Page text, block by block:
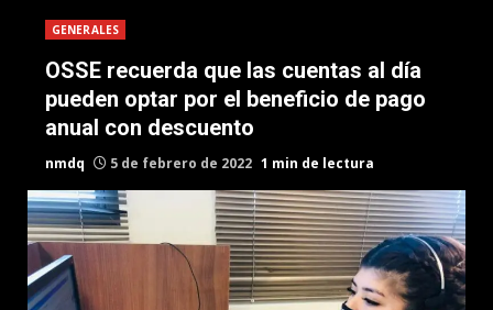
GENERALES
OSSE recuerda que las cuentas al día
pueden optar por el beneficio de pago
anual con descuento
nmdq 5 de febrero de 2022 1 min de lectura